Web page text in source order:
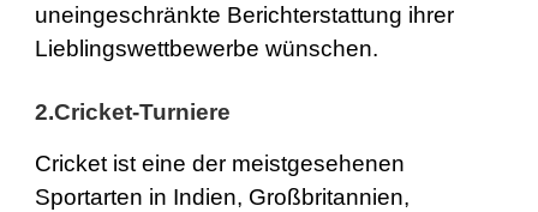
uneingeschränkte Berichterstattung ihrer
Lieblingswettbewerbe wünschen.
2.Cricket-Turniere
Cricket ist eine der meistgesehenen
Sportarten in Indien, Großbritannien,